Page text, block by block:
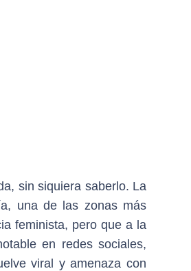
sin siquiera saberlo. La
una de las zonas más
feminista, pero que a la
en redes sociales,
viral y amenaza con